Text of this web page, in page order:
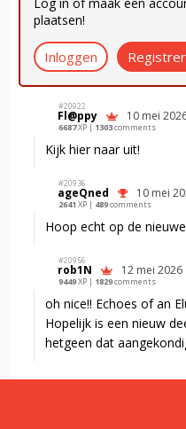
plaatsen!
Inloggen
Fl@ppy 10 mei
#20922‍
6687XP | 1303comments
Kijk hier naar uit!
ageQned 10 mei
#20936‍
2641 XP | 489comments
Hoop echt op de
rob1N 12 mei 2026
#20956‍
9449XP | 1829comments
oh nice!! Echoes of an
Hopelijk is een nieuw
hetgeen dat